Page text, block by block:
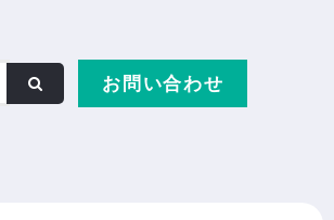
お問い合わせ